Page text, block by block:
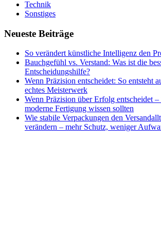
Technik
Sonstiges
Neueste Beiträge
So verändert künstliche Intelligenz den
Bauchgefühl vs. Verstand: Was ist die
Entscheidungshilfe?
Wenn Präzision entscheidet: So entsteht
echtes Meisterwerk
Wenn Präzision über Erfolg entscheidet –
moderne Fertigung wissen sollten
Wie stabile Verpackungen den
verändern – mehr Schutz, weniger